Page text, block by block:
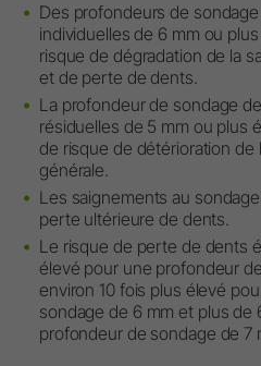
Des profondeurs de
individuelles de 6 mm ou
risque de dégradation de la
et de perte de dents.
La profondeur de sondage
résiduelles de 5 mm ou plus
de risque de détérioration de
générale.
Les saignements au
perte ultérieure de dents.
Le risque de perte de dents
élevé pour une profondeur
environ 10 fois plus élevé
sondage de 6 mm et plus de
profondeur de sondage de 7